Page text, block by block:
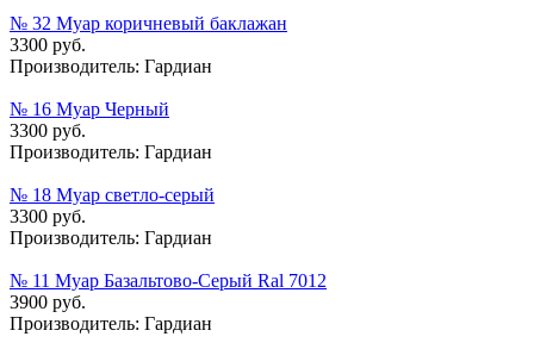
№ 32 Муар коричневый баклажан
3300 руб.
Производитель: Гардиан
№ 16 Муар Черный
3300 руб.
Производитель: Гардиан
№ 18 Муар cветло-cерый
3300 руб.
Производитель: Гардиан
№ 11 Муар Базальтово-Серый Ral 7012
3900 руб.
Производитель: Гардиан